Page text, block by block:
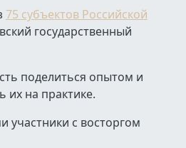
75 субъектов Российской
государственный
поделиться опытом и
их на практике.
участники с восторгом